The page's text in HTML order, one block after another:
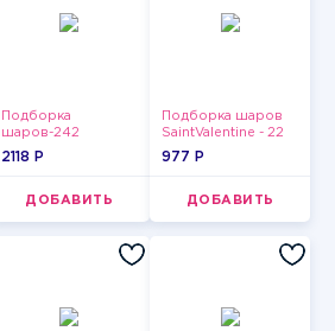
Подборка
шаров-242
2118 P
ДОБАВИТЬ
Подборка шаров
SaintValentine - 22
977 P
ДОБАВИТЬ